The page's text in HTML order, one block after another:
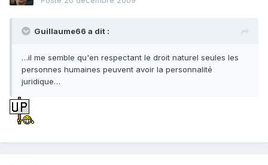
Guillaume66 a dit :
…il me semble qu'en respectant le droit naturel seules les
personnes humaines peuvent avoir la personnalité
juridique…